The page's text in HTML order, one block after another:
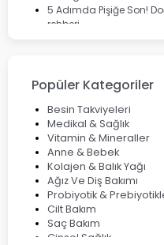
5 Adımda Pişiğe Son!
rehberi
Çözüm Yolları
Bocavirüs Enfeksiyonu
Deep Flex Topraklama
Mumiyo Nedir?
Popüler Kategoriler
Besin Takviyeleri
Medikal & Sağlık
Vitamin & Mineraller
Anne & Bebek
Kolajen & Balık Yağı
Ağız Ve Diş Bakımı
Probiyotik &
Cilt Bakım
Saç Bakım
Cinsel Sağlık